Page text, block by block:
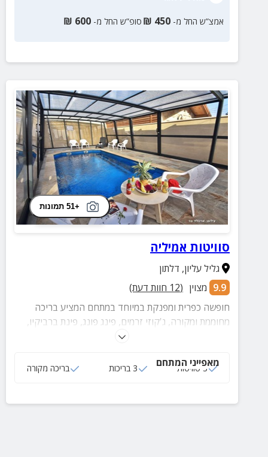
אמצ”ש החל מ- 450
₪ סופ”ש החל מ- 600
₪
+51 תמונות
סוויטות אמיליה
גליל עליון, דלתון
9.9 מצוין (
12 חוות דעת)
חופשה כפרית ומפנקת במיוחד במתחם המציע בריכה
מחוממת ומקורה, ג'קוזי זרמים, פינג פונג, פינת ברביקיו,
חדר אוכל, חצר מטופחת ועוד ועוד...
מאפייני המתחם
3 סוויטות 3 בריכות בריכה מקורה